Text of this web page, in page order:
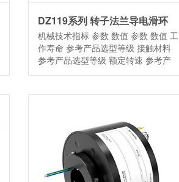
DZ119系列 转子法兰导电滑环
机械技术指标 参数 数值 参数 数值 工
作寿命 参考产品选型等级 接触材料
参考产品选型等级 额定转速 参考产
[…]